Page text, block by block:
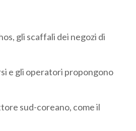
gli scaffali dei negozi di
e gli operatori propongono
sud-coreano, come il